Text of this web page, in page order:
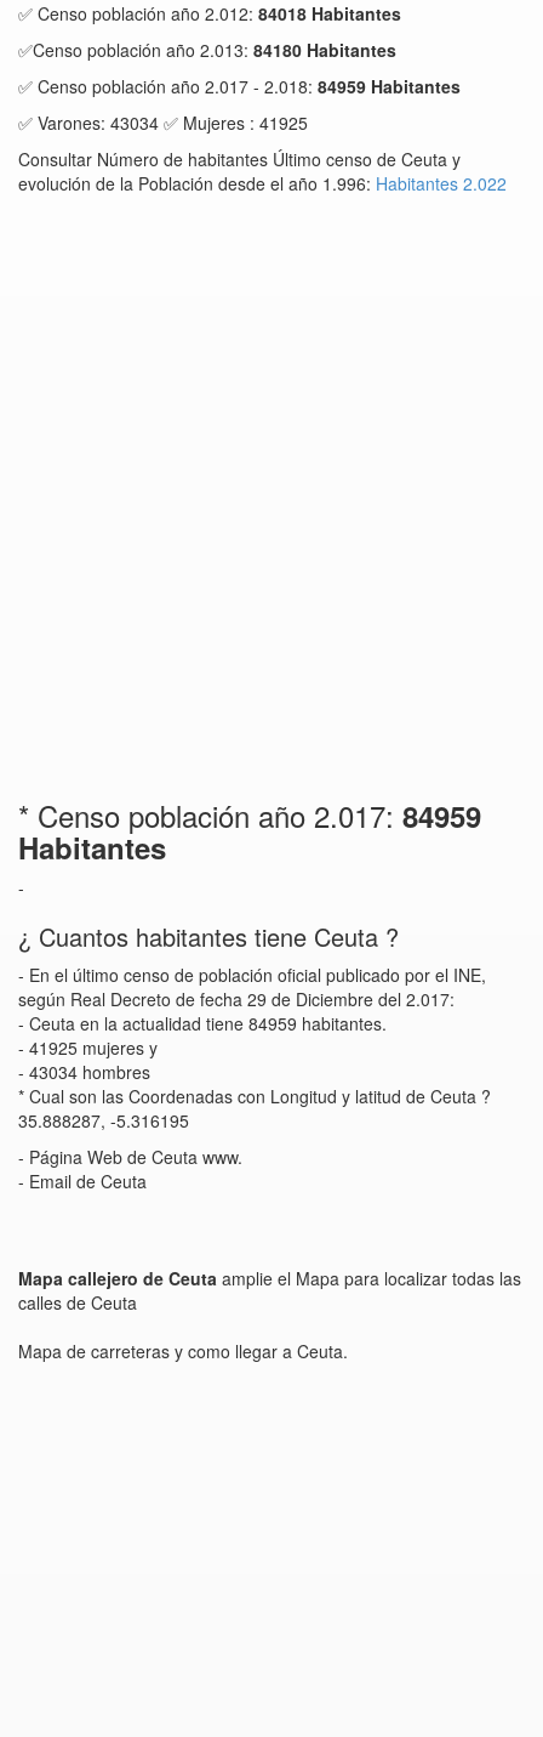
✅ Censo población año 2.012: 84018 Habitantes
✅Censo población año 2.013: 84180 Habitantes
✅ Censo población año 2.017 - 2.018: 84959 Habitantes
✅ Varones: 43034 ✅ Mujeres : 41925
Consultar Número de habitantes Último censo de Ceuta y
evolución de la Población desde el año 1.996: Habitantes 2.022
* Censo población año 2.017: 84959
Habitantes
-
¿ Cuantos habitantes tiene Ceuta ?
- En el último censo de población oficial publicado por el INE,
según Real Decreto de fecha 29 de Diciembre del 2.017:
- Ceuta en la actualidad tiene 84959 habitantes.
- 41925 mujeres y
- 43034 hombres
* Cual son las Coordenadas con Longitud y latitud de Ceuta ?
35.888287, -5.316195
- Página Web de Ceuta www.
- Email de Ceuta
Mapa callejero de Ceuta amplie el Mapa para localizar todas las
calles de Ceuta
Mapa de carreteras y como llegar a Ceuta.